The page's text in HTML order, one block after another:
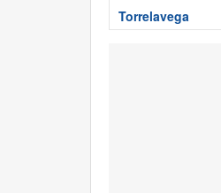
Torrelavega